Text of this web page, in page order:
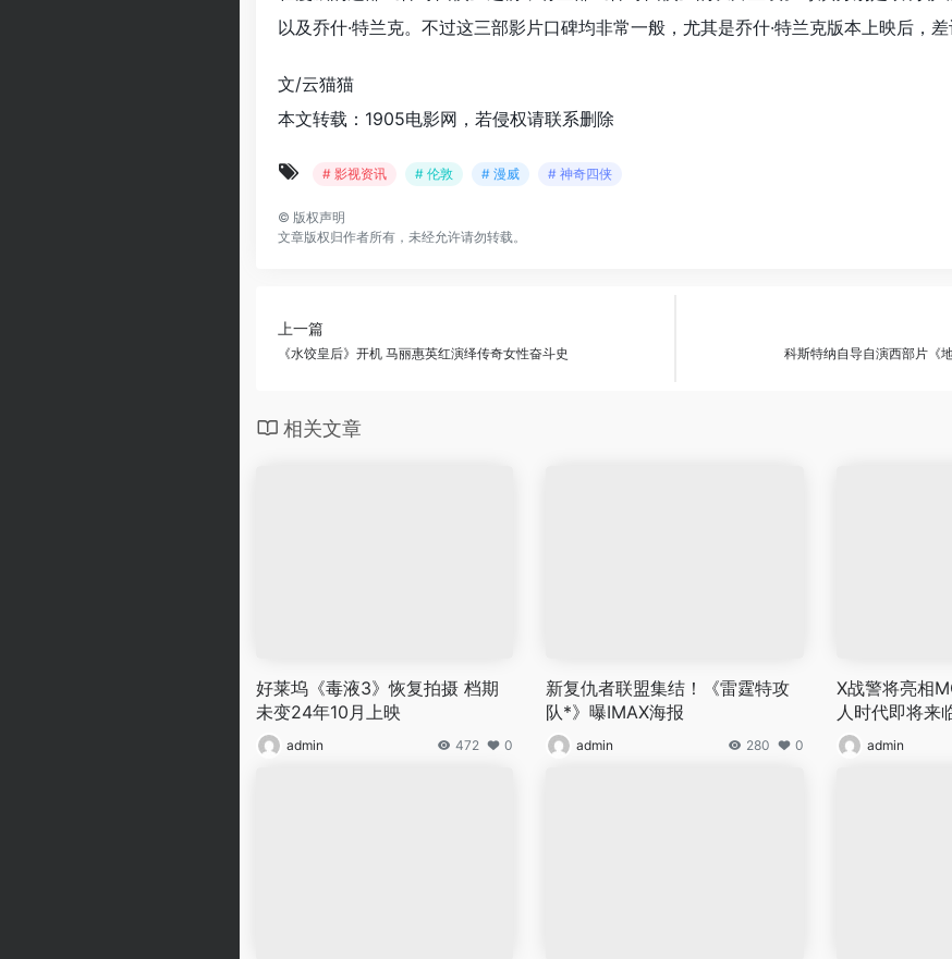
以及乔什·特兰克。不过这三部影片口碑均非常一般，尤其是乔什·特兰克版本上映后，差
文/云猫猫
本文转载：1905电影网，若侵权请联系删除
# 影视资讯 # 伦敦 # 漫威 # 神奇四侠
© 版权声明
文章版权归作者所有，未经允许请勿转载。
上一篇
《水饺皇后》开机 马丽惠英红演绎传奇女性奋斗史 科斯特纳自导自演西部片《
相关文章
好莱坞《毒液3》恢复拍摄 档期
未变24年10月上映
admin 472 0
新复仇者联盟集结！《雷霆特攻
队*》曝IMAX海报
admin 280 0
X战警将亮相
人时代即将来
admin